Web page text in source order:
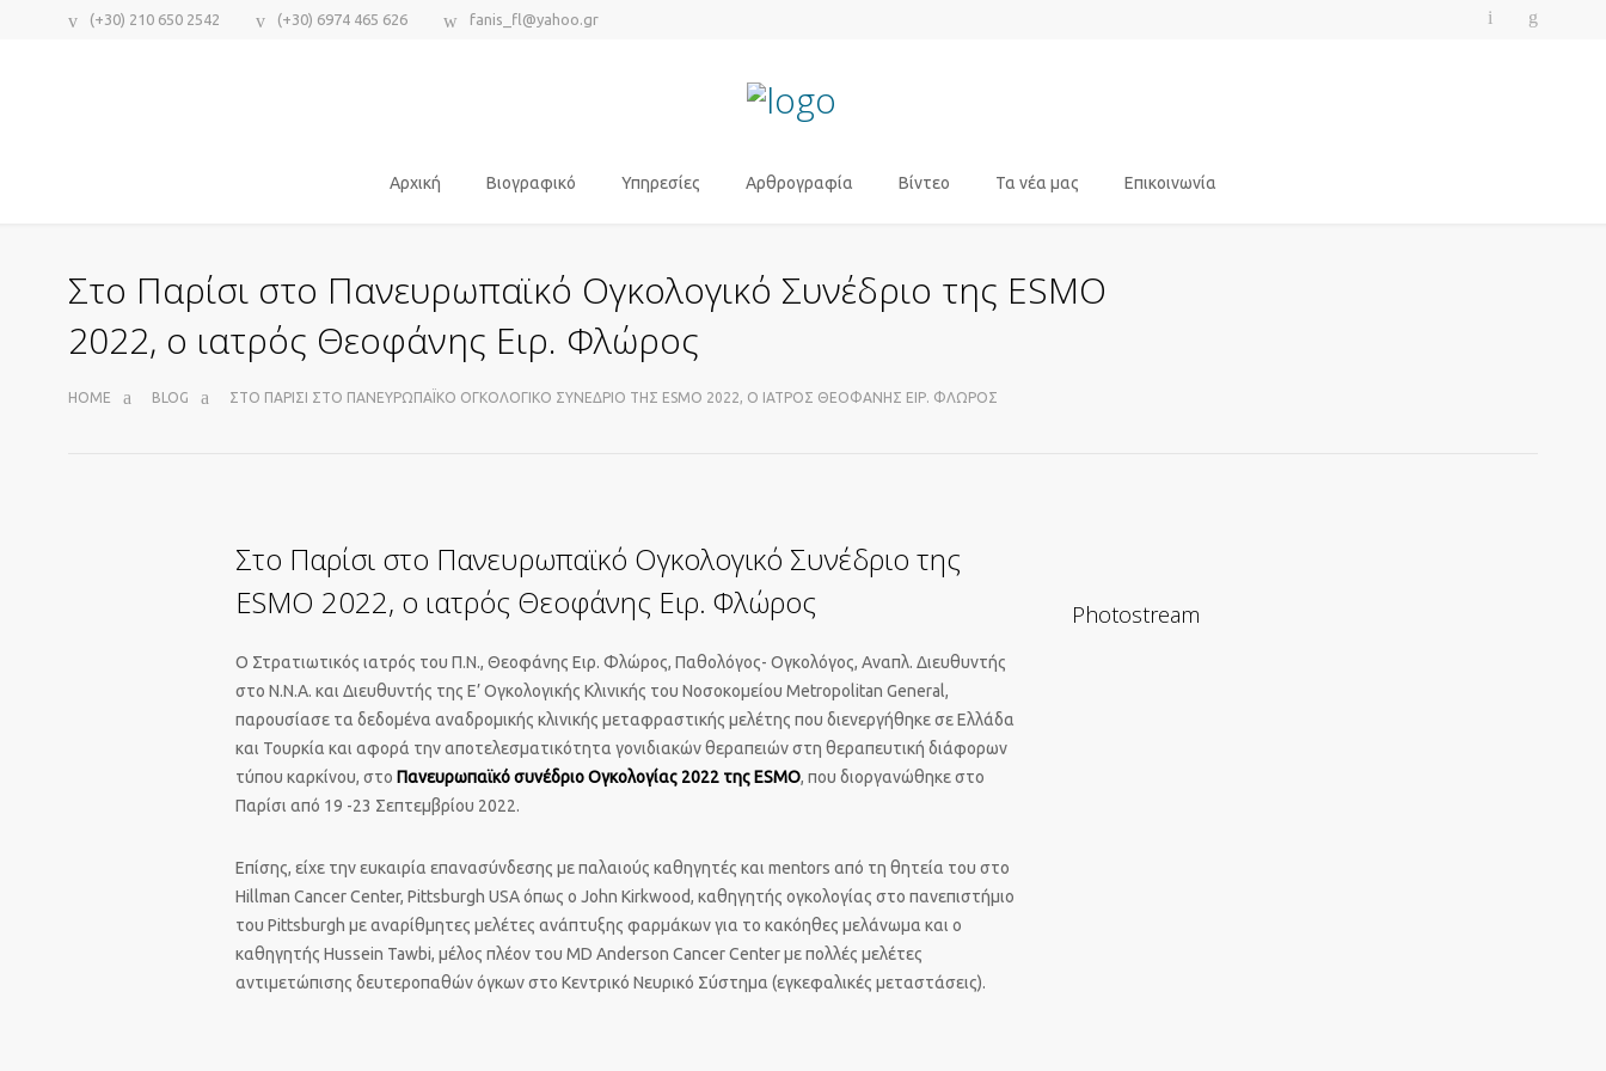
(+30) 210 650 2542 (+30) 6974 465 626 fanis_fl@yahoo.gr
Αρχική Βιογραφικό Υπηρεσίες Αρθρογραφία Βίντεο Τα νέα μας Επικοινωνία
Στο Παρίσι στο Πανευρωπαϊκό Ογκολογικό Συνέδριο της ESMO
2022, o ιατρός Θεοφάνης Ειρ. Φλώρος
HOME BLOG ΣΤΟ ΠΑΡΊΣΙ ΣΤΟ ΠΑΝΕΥΡΩΠΑΪΚΌ ΟΓΚΟΛΟΓΙΚΌ ΣΥΝΈΔΡΙΟ ΤΗΣ ESMO 2022, O ΙΑΤΡΌΣ ΘΕΟΦΆΝΗΣ ΕΙΡ. ΦΛΏΡΟΣ
Στο Παρίσι στο Πανευρωπαϊκό Ογκολογικό Συνέδριο της
ESMO 2022, o ιατρός Θεοφάνης Ειρ. Φλώρος
Ο Στρατιωτικός ιατρός του Π.Ν., Θεοφάνης Ειρ. Φλώρος, Παθολόγος- Ογκολόγος, Αναπλ. Διευθυντής
στο Ν.Ν.Α. και Διευθυντής της Ε’ Ογκολογικής Κλινικής του Νοσοκομείου Metropolitan General,
παρουσίασε τα δεδομένα αναδρομικής κλινικής μεταφραστικής μελέτης που διενεργήθηκε σε Ελλάδα
και Τουρκία και αφορά την αποτελεσματικότητα γονιδιακών θεραπειών στη θεραπευτική διάφορων
τύπου καρκίνου, στο Πανευρωπαϊκό συνέδριο Ογκολογίας 2022 της ESMO, που διοργανώθηκε στο
Παρίσι από 19 -23 Σεπτεμβρίου 2022.
Επίσης, είχε την ευκαιρία επανασύνδεσης με παλαιούς καθηγητές και mentors από τη θητεία του στο
Hillman Cancer Center, Pittsburgh USA όπως ο John Kirkwood, καθηγητής ογκολογίας στο πανεπιστήμιο
του Pittsburgh με αναρίθμητες μελέτες ανάπτυξης φαρμάκων για το κακόηθες μελάνωμα και ο
καθηγητής Hussein Tawbi, μέλος πλέον του MD Anderson Cancer Center με πολλές μελέτες
αντιμετώπισης δευτεροπαθών όγκων στο Κεντρικό Νευρικό Σύστημα (εγκεφαλικές μεταστάσεις).
Photostream